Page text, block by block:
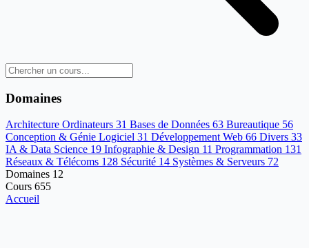
Domaines
Architecture Ordinateurs 31 Bases de Données 63 Bureautique 56
Conception & Génie Logiciel 31 Développement Web 66 Divers 33
IA & Data Science 19 Infographie & Design 11 Programmation 131
Réseaux & Télécoms 128 Sécurité 14 Systèmes & Serveurs 72
Domaines 12
Cours 655
Accueil